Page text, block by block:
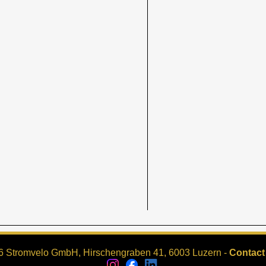
Stromvelo GmbH, Hirschengraben 41, 6003 Luzern -